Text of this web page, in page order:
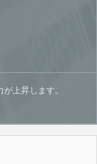
上昇します。